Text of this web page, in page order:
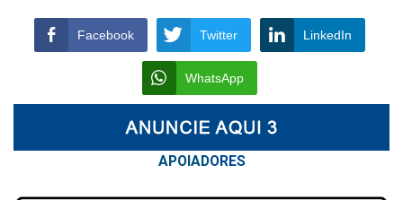
Facebook Twitter LinkedIn
WhatsApp
APOIADORES